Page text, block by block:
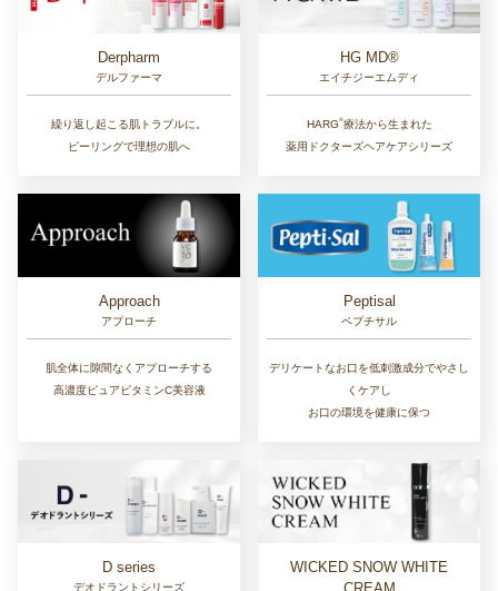
Derpharm
デルファーマ
繰り返し起こる肌トラブルに。
ピーリングで理想の肌へ
HG MD®
エイチジーエムディ
HARG®︎療法から生まれた
薬用ドクターズヘアケアシリーズ
Approach
アプローチ
肌全体に隙間なくアプローチする
高濃度ピュアビタミンC美容液
Peptisal
ペプチサル
デリケートなお口を低刺激成分でやさし
くケアし
お口の環境を健康に保つ
D series
デオドラントシリーズ
WICKED SNOW WHITE